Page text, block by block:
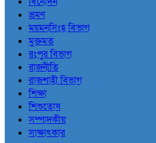
ভ্রমণ
ময়মনসিংহ বিভাগ
মুক্তমত
রংপুর বিভাগ
রাজনীতি
রাজশাহী বিভাগ
শিক্ষা
শিশুতোষ
সম্পাদকীয়
সাক্ষাৎকার